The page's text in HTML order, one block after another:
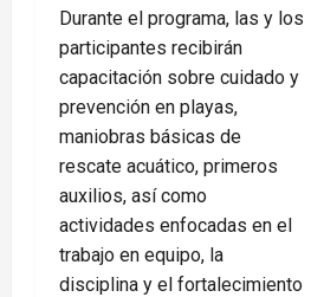
Durante el programa, las y los
participantes recibirán
capacitación sobre cuidado y
prevención en playas,
maniobras básicas de
rescate acuático, primeros
auxilios, así como
actividades enfocadas en el
trabajo en equipo, la
disciplina y el fortalecimiento